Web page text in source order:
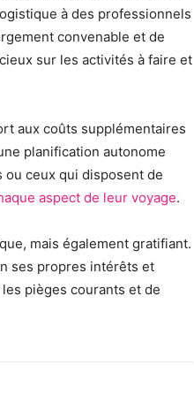
à des professionnels
convenable et de
sur les activités à faire et
aux coûts supplémentaires
planification autonome
ceux qui disposent de
aspect de leur voyage.
mais également gratifiant.
ses propres intérêts et
pièges courants et de